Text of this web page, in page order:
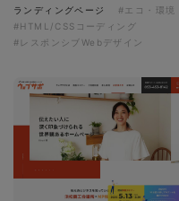
ランディングページ
#エコ・環境
#HTML/CSSコーディング
#レスポンシブWebデザイン